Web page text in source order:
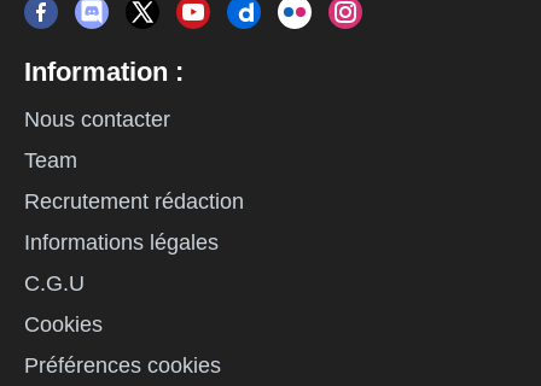
Information :
Nous contacter
Team
Recrutement rédaction
Informations légales
C.G.U
Cookies
Préférences cookies